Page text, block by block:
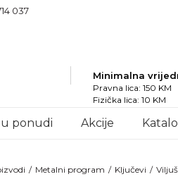
037
Minimalna
Pravna lica: 150 KM
Fizička lica: 10 KM
ponudi Akcije
Metalni program Ključevi